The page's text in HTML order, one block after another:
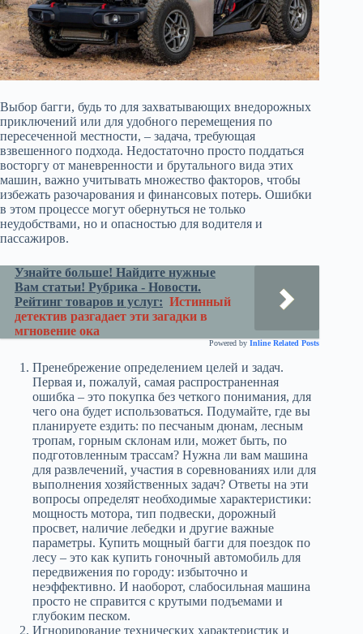
Выбор багги, будь то для захватывающих внедорожных
приключений или для удобного перемещения по
пересеченной местности, – задача, требующая
взвешенного подхода. Недостаточно просто поддаться
восторгу от маневренности и брутального вида этих
машин, важно учитывать множество факторов, чтобы
избежать разочарования и финансовых потерь. Ошибки
в этом процессе могут обернуться не только
неудобствами, но и опасностью для водителя и
пассажиров.
Узнайте больше! Найдите нужные
Вам статьи! Рубрика - Новости.
Рейтинг товаров и услуг: Истинный
детектив разгадает эти загадки в
мгновение ока
Powered by Inline Related Posts
Пренебрежение определением целей и задач.
Первая и, пожалуй, самая распространенная
ошибка – это покупка без четкого понимания, для
чего она будет использоваться. Подумайте, где вы
планируете ездить: по песчаным дюнам, лесным
тропам, горным склонам или, может быть, по
подготовленным трассам? Нужна ли вам машина
для развлечений, участия в соревнованиях или для
выполнения хозяйственных задач? Ответы на эти
вопросы определят необходимые характеристики:
мощность мотора, тип подвески, дорожный
просвет, наличие лебедки и другие важные
параметры. Купить мощный багги для поездок по
лесу – это как купить гоночный автомобиль для
передвижения по городу: избыточно и
неэффективно. И наоборот, слабосильная машина
просто не справится с крутыми подъемами и
глубоким песком.
Игнорирование технических характеристик и